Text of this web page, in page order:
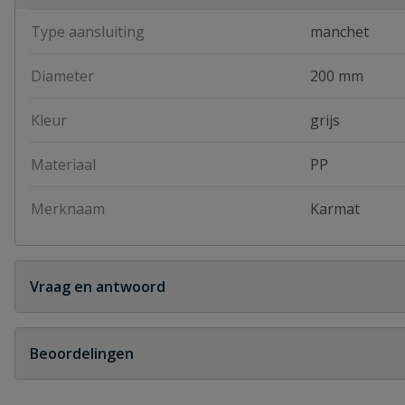
Type aansluiting manchet
Diameter 200 mm
Kleur grijs
Materiaal PP
Merknaam Karmat
Vraag en antwoord
Geen vragen
Beoordelingen